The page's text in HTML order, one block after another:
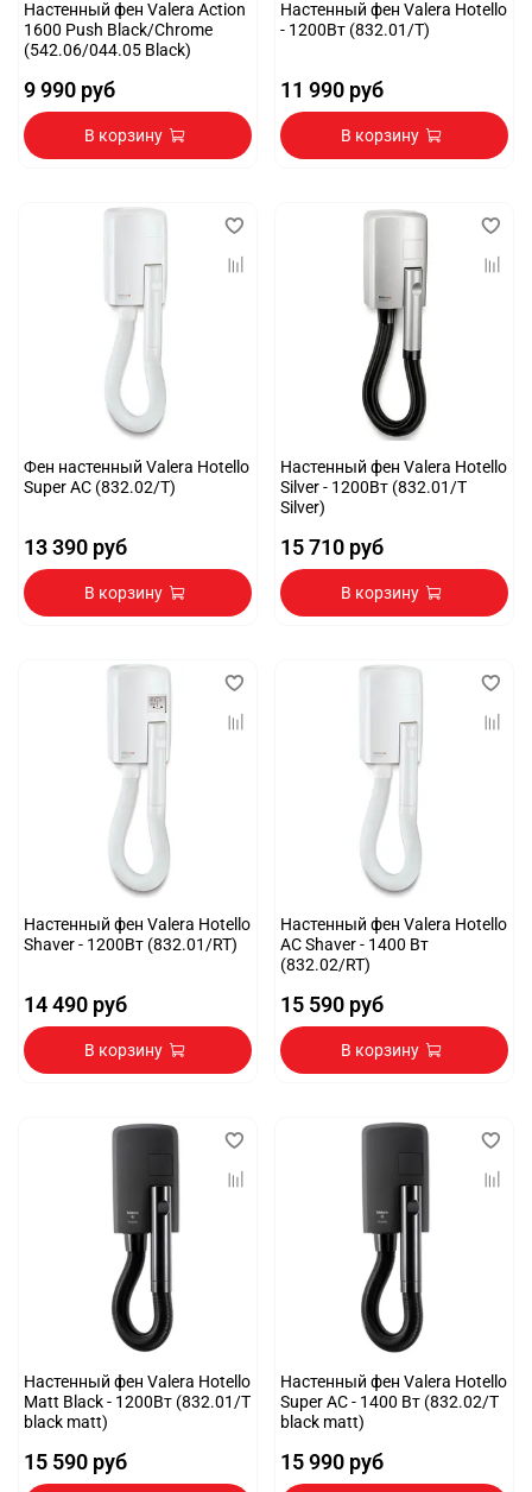
Настенный фен Valera Action
1600 Push Black/Chrome
(542.06/044.05 Black)
9 990 руб
В корзину
Настенный фен Valera Hotello
- 1200Вт (832.01/T)
11 990 руб
В корзину
Фен настенный Valera Hotello
Super AC (832.02/T)
13 390 руб
В корзину
Настенный фен Valera Hotello
Silver - 1200Вт (832.01/T
Silver)
15 710 руб
В корзину
Настенный фен Valera Hotello
Shaver - 1200Вт (832.01/RT)
14 490 руб
В корзину
Настенный фен Valera Hotello
AC Shaver - 1400 Вт
(832.02/RT)
15 590 руб
В корзину
Настенный фен Valera Hotello
Matt Black - 1200Вт (832.01/T
black matt)
15 590 руб
Настенный фен Valera Hotello
Super AC - 1400 Вт (832.02/T
black matt)
15 990 руб